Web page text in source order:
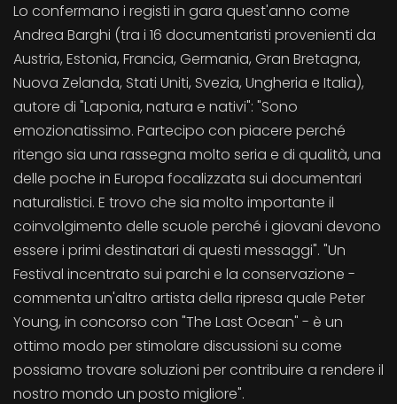
Lo confermano i registi in gara quest'anno come
Andrea Barghi (tra i 16 documentaristi provenienti da
Austria, Estonia, Francia, Germania, Gran Bretagna,
Nuova Zelanda, Stati Uniti, Svezia, Ungheria e Italia),
autore di "Laponia, natura e nativi": "Sono
emozionatissimo. Partecipo con piacere perché
ritengo sia una rassegna molto seria e di qualità, una
delle poche in Europa focalizzata sui documentari
naturalistici. E trovo che sia molto importante il
coinvolgimento delle scuole perché i giovani devono
essere i primi destinatari di questi messaggi". "Un
Festival incentrato sui parchi e la conservazione -
commenta un'altro artista della ripresa quale Peter
Young, in concorso con "The Last Ocean" - è un
ottimo modo per stimolare discussioni su come
possiamo trovare soluzioni per contribuire a rendere il
nostro mondo un posto migliore".